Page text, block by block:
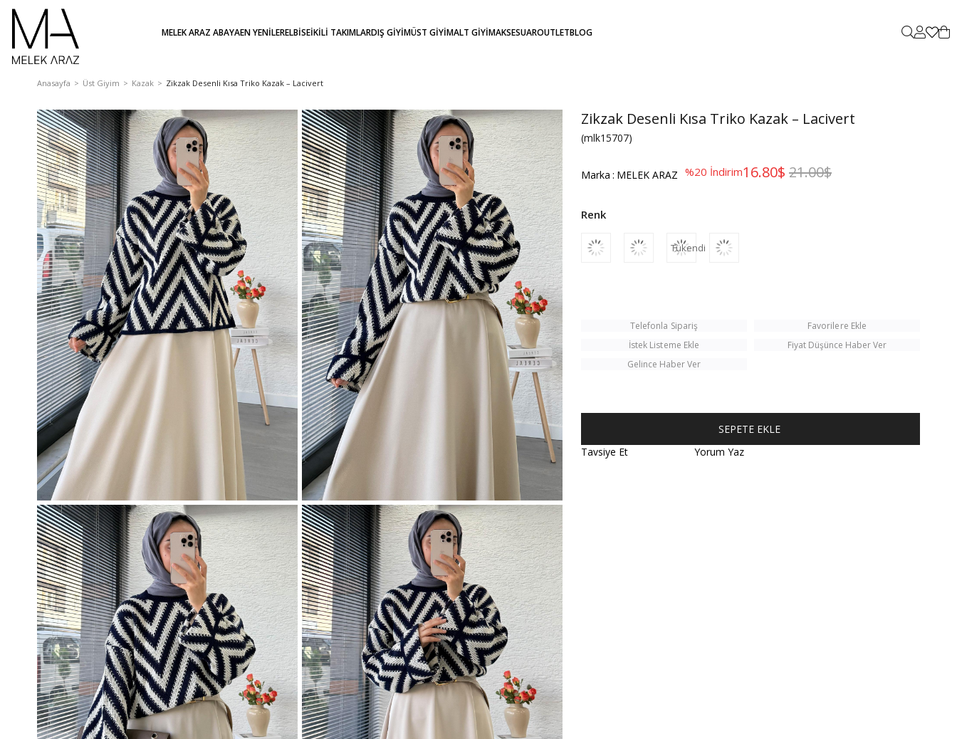
MELEK ARAZ ABAYAEN YENİLERELBİSEİKİLİ TAKIMLARDIŞ GİYİMÜST GİYİMALT GİYİMAKSESUAROUTLETBLOG
Anasayfa Üst Giyim Kazak Zikzak Desenli Kısa Triko Kazak – Lacivert
Zikzak Desenli Kısa Triko Kazak – Lacivert
(mlk15707)
Marka : MELEK ARAZ %20 İndirim 21.00$
16.80$
Tükendi
Telefonla Sipariş
Favorilere Ekle
İstek Listeme Ekle
Fiyat Düşünce Haber Ver
Gelince Haber Ver
Tavsiye Et Yorum Yaz